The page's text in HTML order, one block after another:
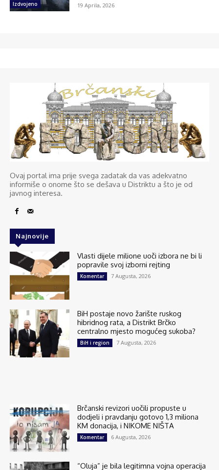
Izdvojeno 19 Aprila, 2026
Ovaj portal ima prije svega zadatak da vas adekvatno
informiše o onome što se dešava u Distriktu a što je od
javnog interesa.
Najnovije
Vlasti dijele milione uoči izbora ne bi li
popravile svoj izborni rejting
Komentar 7 Augusta, 2026
BiH postaje novo žarište ruskog
hibridnog rata, a Distrikt Brčko
centralno mjesto mogućeg sukoba?
BiH i region 7 Augusta, 2026
Brčanski revizori uočili propuste u
dodjeli i pravdanju gotovo 1,3 miliona
KM donacija, i NIKOME NIŠTA
Komentar 6 Augusta, 2026
“Oluja” je bila legitimna vojna operacija